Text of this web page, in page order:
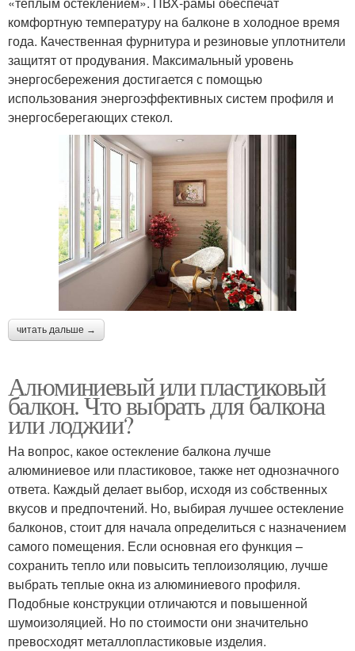
комфортную температуру на балконе в холодное время
года. Качественная фурнитура и резиновые уплотнители
защитят от продувания. Максимальный уровень
энергосбережения достигается с помощью
использования энергоэффективных систем профиля и
энергосберегающих стекол.
читать дальше →
Алюминиевый или пластиковый
балкон. Что выбрать для балкона
или лоджии?
На вопрос, какое остекление балкона лучше
алюминиевое или пластиковое, также нет однозначного
ответа. Каждый делает выбор, исходя из собственных
вкусов и предпочтений. Но, выбирая лучшее остекление
балконов, стоит для начала определиться с назначением
самого помещения. Если основная его функция –
сохранить тепло или повысить теплоизоляцию, лучше
выбрать теплые окна из алюминиевого профиля.
Подобные конструкции отличаются и повышенной
шумоизоляцией. Но по стоимости они значительно
превосходят металлопластиковые изделия.